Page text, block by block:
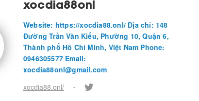
xocdia88onl
Website: https://xocdia88.onl/ Địa chỉ: 148
Đường Trần Văn Kiểu, Phường 10, Quận 6,
Thành phố Hồ Chí Minh, Việt Nam Phone:
0946305577 Email:
xocdia88onl@gmail.com
xocdia88.onl/
•